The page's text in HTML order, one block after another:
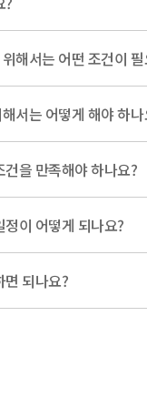
해서는 어떤 조건이
서는 어떻게 해야 하
을 만족해야 하나요?
이 어떻게 되나요?
면 되나요?